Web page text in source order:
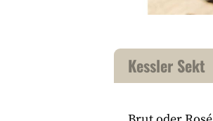
Kessler Sekt